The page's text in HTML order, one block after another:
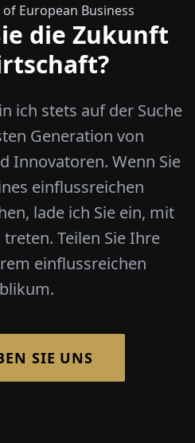
European Business
die Zukunft
ich stets auf der Suche
Generation von
Innovatoren. Wenn Sie
einflussreichen
lade ich Sie ein, mit
Teilen Sie Ihre
einflussreichen
SIE UNS